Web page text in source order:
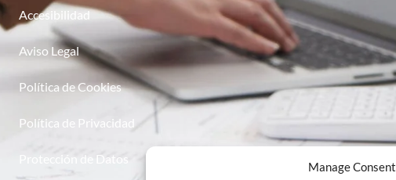
Manage Consent
Accesibilidad
Aviso Legal
Política de Cookies
Política de Privacidad
Protección de Datos